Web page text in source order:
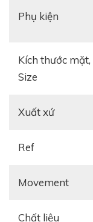
Phụ kiện
Kích thước mặt,
Size
Xuất xứ
Ref
Movement
Chất liệu